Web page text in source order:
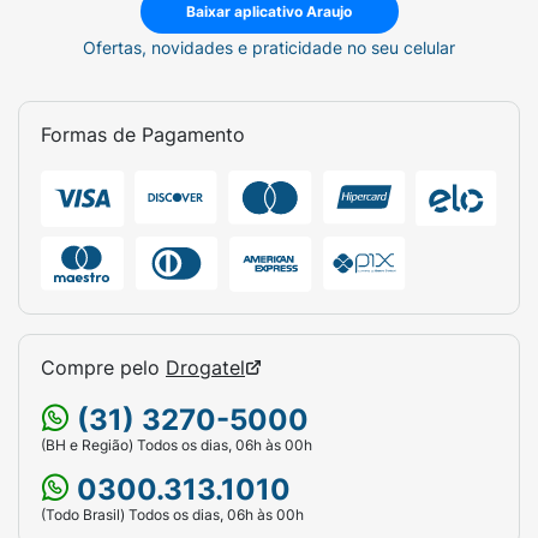
Restrição Alimentar:Não contém glúten.
Não contém lactose. Zero açúcar.
orientação de médico ou nutricionista.
Uso
Ficha Técnica:
Marca:Momenta Farmacêutica.
Linha:Quelatus.
Versão:Mulher.
Quantidade:60 Cápsulas.
Categoria:Suplemento Alimentar /
Baixar aplicativo Araujo
Ofertas, novidades e praticidade no seu celular
Formas de Pagamento
Compre pelo Drogatel
(31) 3270-5000
(BH e Região) Todos os dias, 06h às 00h
0300.313.1010
(Todo Brasil) Todos os dias, 06h às 00h